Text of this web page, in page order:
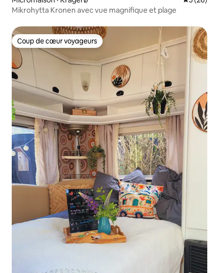
Mikrohytta Kronen avec vue magnifique et plage
Coup de cœur voyageurs
Coup de cœur voyageurs